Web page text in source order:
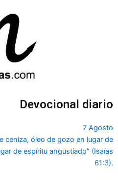
Devocional diario
7 Agosto
ceniza, óleo de gozo en lugar de
de espíritu angustiado” (Isaías
61:3).